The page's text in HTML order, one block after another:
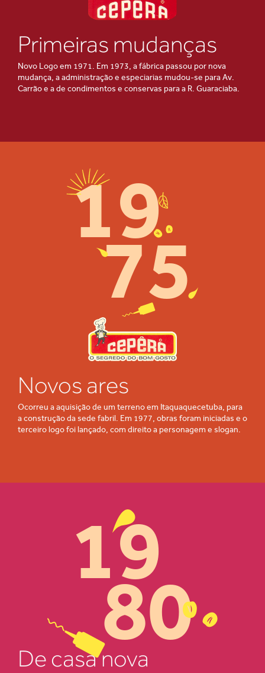
Primeiras mudanças
Novo Logo em 1971. Em 1973, a fábrica passou por nova
mudança, a administração e especiarias mudou-se para Av.
Carrão e a de condimentos e conservas para a R. Guaraciaba.
19
75
Novos ares
Ocorreu a aquisição de um terreno em Itaquaquecetuba, para
a construção da sede fabril. Em 1977, obras foram iniciadas e o
terceiro logo foi lançado, com direito a personagem e slogan.
19
80
De casa nova